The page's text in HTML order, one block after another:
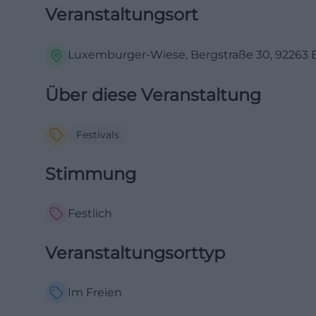
Veranstaltungsort
Luxemburger-Wiese, Bergstraße 30, 92263
Über diese Veranstaltung
Festivals
Stimmung
Festlich
Veranstaltungsorttyp
Im Freien